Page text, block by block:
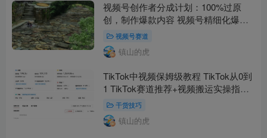
视频号创作者分成计划：100%过原
创，制作爆款内容 视频号精细化爆款
赛道思路拆解
视频号赛道
镇山的虎
TikTok中视频保姆级教程 TikTok从0到
1 TikTok赛道推荐+视频搬运实操指南
全程干货文字版
干货技巧
镇山的虎